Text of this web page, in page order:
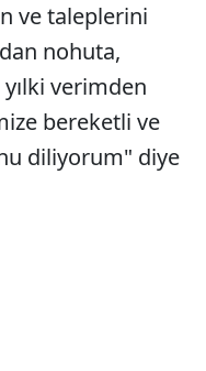
ve taleplerini
nohuta,
verimden
bereketli ve
diliyorum" diye